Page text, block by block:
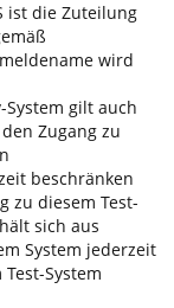
ist die Zuteilung
wird
System gilt auch
Zugang zu
beschränken
zu diesem Test-
sich aus
System jederzeit
System